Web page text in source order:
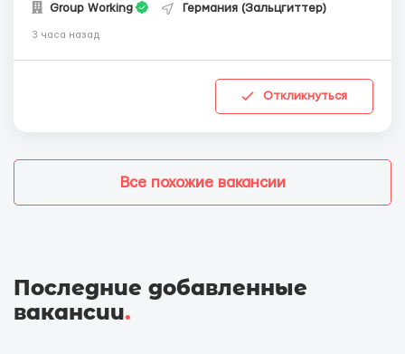
Group Working Германия (Зальцгиттер)
3 часа назад
Откликнуться
Все похожие вакансии
Последние добавленные
вакансии.